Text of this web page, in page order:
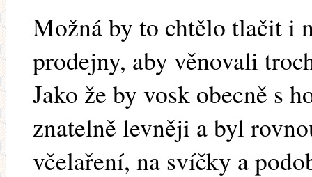
Možná by to chtělo tlačit i
prodejny, aby věnovali
Jako že by vosk obecně s
znatelně levněji a byl
včelaření, na svíčky a